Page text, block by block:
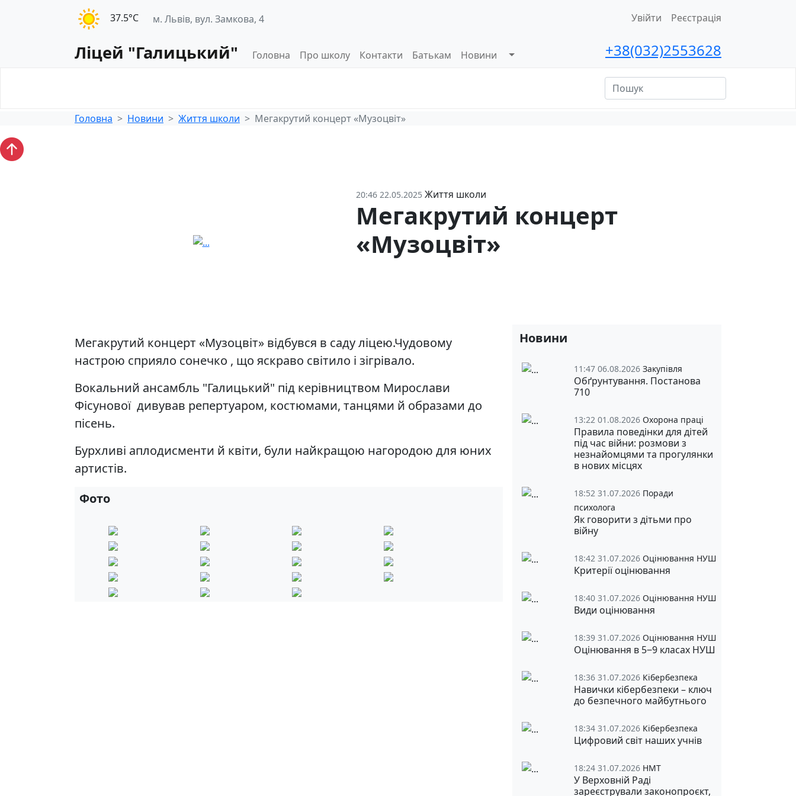
37.5°С м. Львів, вул. Замкова, 4 Увійти Реєстрація
Ліцей "Галицький" Головна Про школу Контакти Батькам Новини +38(032)2553628
Головна
Новини Життя школи Мегакрутий концерт «Музоцвіт»
20:46 22.05.2025 Життя школи
Мегакрутий концерт
«Музоцвіт»
Мегакрутий концерт «Музоцвіт» відбувся в саду ліцею.Чудовому
настрою сприяло сонечко , що яскраво світило і зігрівало.
Вокальний ансамбль "Галицький" під керівництвом Мирослави
Фісунової дивував репертуаром, костюмами, танцями й образами до
пісень.
Бурхливі аплодисменти й квіти, були найкращою нагородою для юних
артистів.
Фото
Новини
11:47 06.08.2026 Закупівля
Обґрунтування. Постанова
710
13:22 01.08.2026 Охорона праці
Правила поведінки для дітей
під час війни: розмови з
незнайомцями та прогулянки
в нових місцях
18:52 31.07.2026 Поради
психолога
Як говорити з дітьми про
війну
18:42 31.07.2026 Оцінювання НУШ
Критерії оцінювання
18:40 31.07.2026 Оцінювання НУШ
Види оцінювання
18:39 31.07.2026 Оцінювання НУШ
Оцінювання в 5‒9 класах НУШ
18:36 31.07.2026 Кібербезпека
Навички кібербезпеки – ключ
до безпечного майбутнього
18:34 31.07.2026 Кібербезпека
Цифровий світ наших учнів
18:24 31.07.2026 НМТ
У Верховній Раді
зареєстрували законопроєкт,